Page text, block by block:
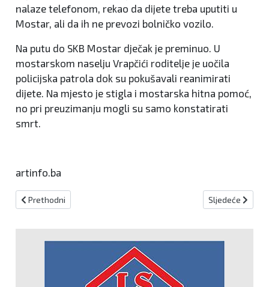
nalaze telefonom, rekao da dijete treba uputiti u
Mostar, ali da ih ne prevozi bolničko vozilo.
Na putu do SKB Mostar dječak je preminuo. U
mostarskom naselju Vrapčići roditelje je uočila
policijska patrola dok su pokušavali reanimirati
dijete. Na mjesto je stigla i mostarska hitna pomoć,
no pri preuzimanju mogli su samo konstatirati
smrt.
artinfo.ba
Prethodni članak: Gorostas na Vlašiću – most u digitalni 21. vijek
Prethodni Sljedeći
Sljedeće